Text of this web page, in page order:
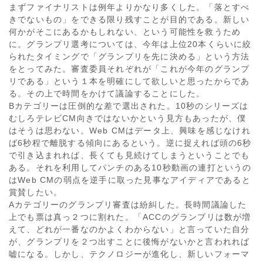
まずファイナリストは例年よりかなり多くした。「落とすべ
きでないもの」をできる限り残すことが目的である。新しい
何かがそこにあるかもしれない、という可能性を救うため
に。グランプリ選考については、今年は上位20本くらいに絞
られたタイミングで「グランプリを先に決める」という方法
をとってみた。審査委員それぞれが「これが今年のグランプ
リである」という１本を明確にして欲しいと思ったからであ
る。その上で時間をかけて議論することにした。
Bカテゴリーは圧倒的な差で選出された。10秒のシリーズは
むしろテレビCM向きではないかという見方もあったが、僕
はそうは思わない。Web CMはデータ上、興味を感じなけれ
ば6秒程で離脱する傾向にあるという。逆に捉えれば頭の6秒
で引き込まれれば、長くても見続けてしまうということでも
ある。それを利用してパンチのある10秒動画の連打というの
はWeb CMの弱点を逆手に取った見事なアイディアであると
賞賛したい。
Aカテゴリーのグランプリ審査は紛糾した。長時間議論した
上でも票は真っ２つに割れた。「ACCのグランプリは数が増
えて、どれが一番なのかよくわからない」と言っていた自分
が、グランプリを２つ出すことに後悔がないかと言われれば
嘘になる。しかし、テクノロジーが進化し、新しいフォーマ